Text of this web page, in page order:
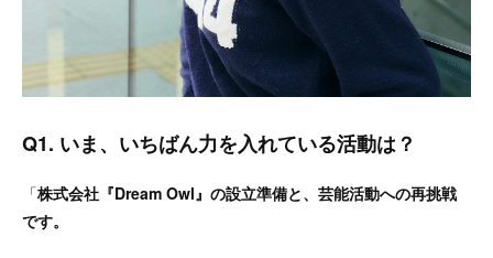
Q1. いま、いちばん力を入れている活動は？
「株式会社『Dream Owl』の設立準備と、芸能活動への再挑戦
です。